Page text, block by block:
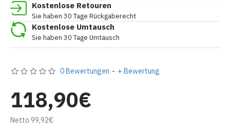
Kostenlose Retouren
Sie haben 30 Tage Rückgaberecht
Kostenlose Umtausch
Sie haben 30 Tage Umtausch
0 Bewertungen - + Bewertung
118,90€
Netto 99,92€